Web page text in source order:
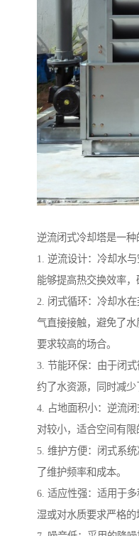
逆流闭式冷却塔是一种
1. 逆流设计：冷却水
能够提高热交换效率，
2. 闭式循环：冷却水
气直接接触，避免了
要求较高的场合。
3. 节能环保：由于闭
约了水资源，同时减少
4. 占地面积小：逆流
对较小，适合空间有限
5. 维护方便：闭式系
了维护频率和成本。
6. 适应性强：适用于
湿或对水质要求严格的